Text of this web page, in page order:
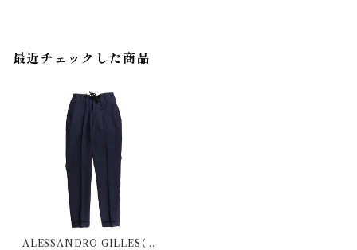
最近チェックした商品
ALESSANDRO GILLES（ア